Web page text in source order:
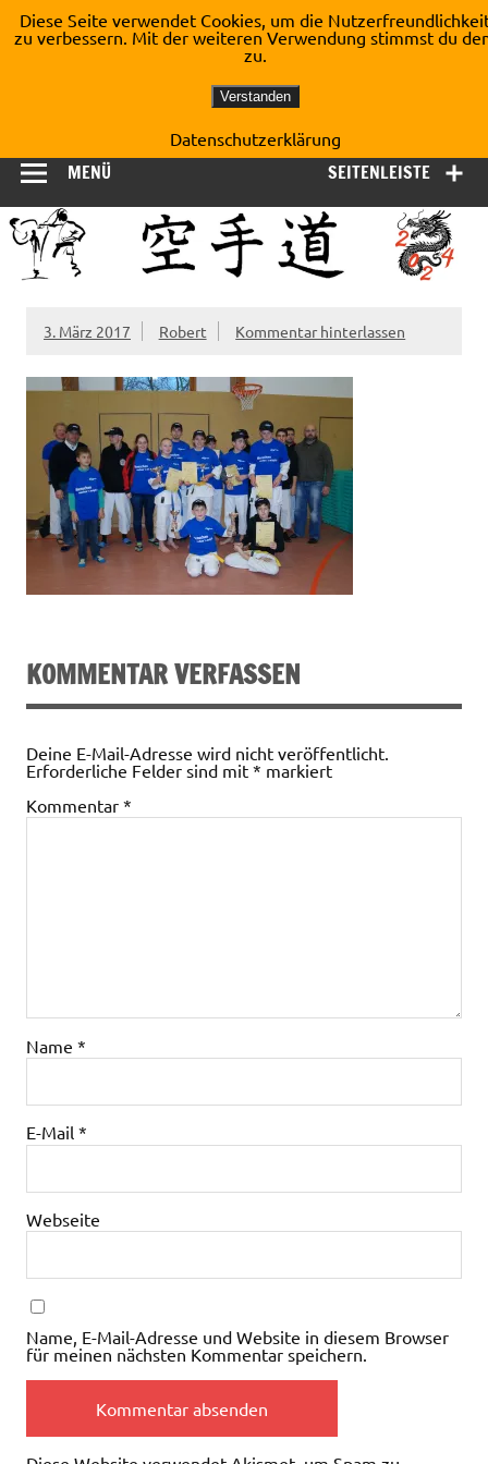
Inhalt
springen
Shotokan Karate Dojo
Kirchberg e.V.
SEITENLEISTE
MENÜ
3. März 2017 Robert Kommentar hinterlassen
KOMMENTAR VERFASSEN
Deine E-Mail-Adresse wird nicht veröffentlicht.
Erforderliche Felder sind mit * markiert
Kommentar *
Name *
E-Mail *
Webseite
Name, E-Mail-Adresse und Website in diesem Browser
für meinen nächsten Kommentar speichern.
Diese Seite verwendet Cookies, um die
zu verbessern. Mit der weiteren Verwendung stimmst du
zu.
Verstanden
Datenschutzerklärung